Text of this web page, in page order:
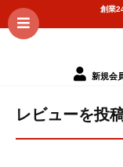
創業
新規会
レビューを投